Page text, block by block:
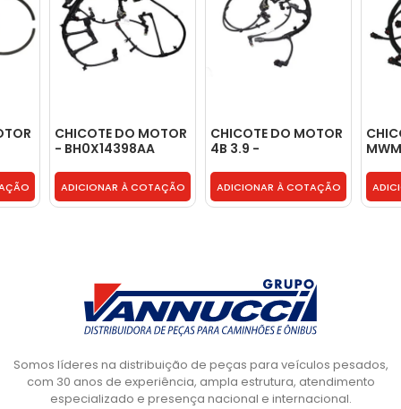
CHICOTE DO MOTOR
- BH0X14398AA
ADICIONAR À COTAÇÃO
CHICOTE DO MOTOR
4B 3.9 -
ADICIONAR À COTAÇÃO
Somos líderes na distribuição de peças para veículos pesados,
com 30 anos de experiência, ampla estrutura, atendimento
especializado e presença nacional e internacional.